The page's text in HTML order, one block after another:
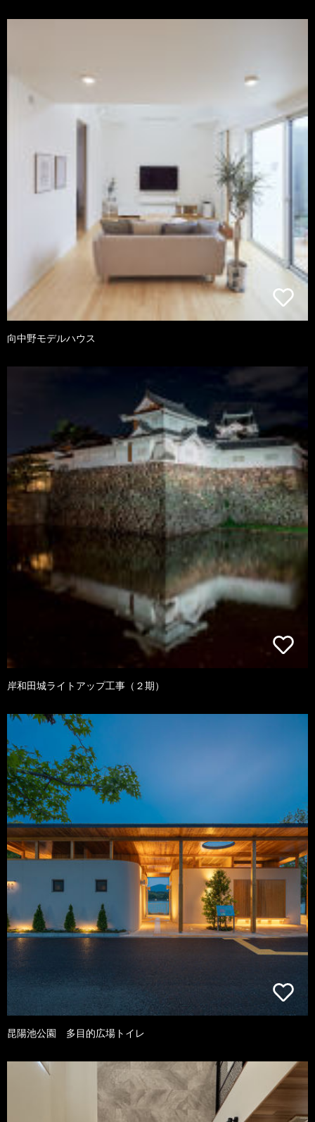
向中野モデルハウス
岸和田城ライトアップ工事（２期）
昆陽池公園 多目的広場トイレ